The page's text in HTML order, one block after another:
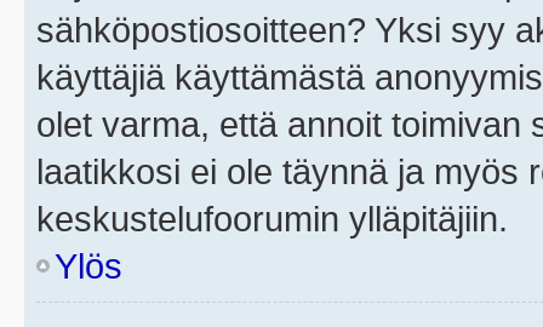
sähköpostiosoitteen? Yksi syy
käyttäjiä käyttämästä
olet varma, että annoit toimivan
laatikkosi ei ole täynnä ja myös
keskustelufoorumin ylläpitäjiin.
Ylös